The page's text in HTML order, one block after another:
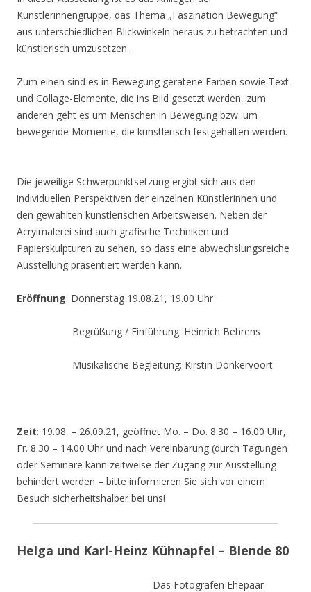
Künstlerinnengruppe, das Thema „Faszination Bewegung“
aus unterschiedlichen Blickwinkeln heraus zu betrachten und
künstlerisch umzusetzen.
Zum einen sind es in Bewegung geratene Farben sowie Text-
und Collage-Elemente, die ins Bild gesetzt werden, zum
anderen geht es um Menschen in Bewegung bzw. um
bewegende Momente, die künstlerisch festgehalten werden.
Die jeweilige Schwerpunktsetzung ergibt sich aus den
individuellen Perspektiven der einzelnen Künstlerinnen und
den gewählten künstlerischen Arbeitsweisen. Neben der
Acrylmalerei sind auch grafische Techniken und
Papierskulpturen zu sehen, so dass eine abwechslungsreiche
Ausstellung präsentiert werden kann.
Eröffnung: Donnerstag 19.08.21, 19.00 Uhr
Begrüßung / Einführung: Heinrich Behrens
Musikalische Begleitung: Kirstin Donkervoort
Zeit: 19.08. – 26.09.21, geöffnet Mo. – Do. 8.30 – 16.00 Uhr,
Fr. 8.30 – 14.00 Uhr und nach Vereinbarung (durch Tagungen
oder Seminare kann zeitweise der Zugang zur Ausstellung
behindert werden – bitte informieren Sie sich vor einem
Besuch sicherheitshalber bei uns!
Helga und Karl-Heinz Kühnapfel – Blende 80
Das Fotografen Ehepaar